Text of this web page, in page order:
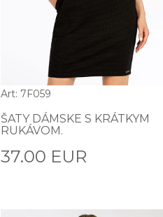
Art: 7F059
ŠATY DÁMSKE S KRÁTKYM
RUKÁVOM.
37.00 EUR